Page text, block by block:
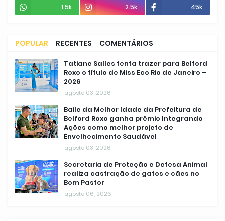
1.5k 2.5k 45k
POPULAR RECENTES COMENTÁRIOS
Tatiane Salles tenta trazer para Belford
Roxo o título de Miss Eco Rio de Janeiro –
2026
agosto 03, 2026
Baile da Melhor Idade da Prefeitura de
Belford Roxo ganha prêmio Integrando
Ações como melhor projeto de
Envelhecimento Saudável
agosto 03, 2026
Secretaria de Proteção e Defesa Animal
realiza castração de gatos e cães no
Bom Pastor
agosto 06, 2026